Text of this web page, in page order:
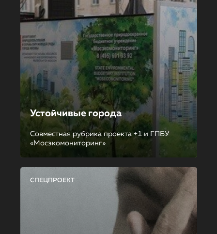
Устойчивые города
Совместная рубрика проекта +1 и ГПБУ
«Мосэкомониторинг»
СПЕЦПРОЕКТ